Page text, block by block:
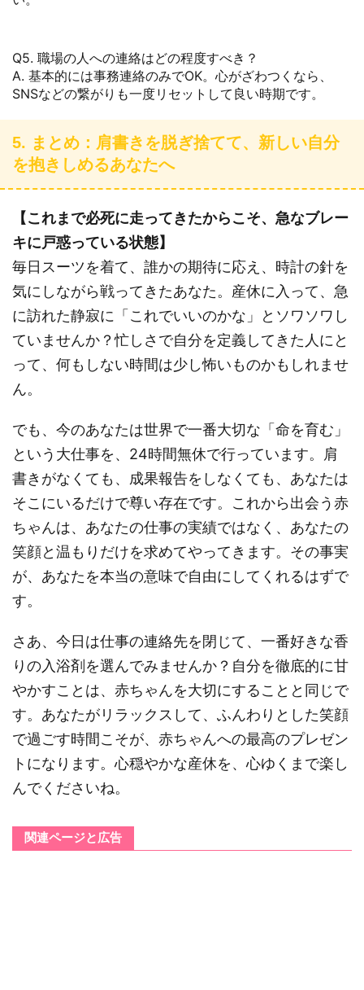
Q5. 職場の人への連絡はどの程度すべき？
A. 基本的には事務連絡のみでOK。心がざわつくなら、
SNSなどの繋がりも一度リセットして良い時期です。
5. まとめ：肩書きを脱ぎ捨てて、新しい自分
を抱きしめるあなたへ
【これまで必死に走ってきたからこそ、急なブレー
キに戸惑っている状態】
毎日スーツを着て、誰かの期待に応え、時計の針を
気にしながら戦ってきたあなた。産休に入って、急
に訪れた静寂に「これでいいのかな」とソワソワし
ていませんか？忙しさで自分を定義してきた人にと
って、何もしない時間は少し怖いものかもしれませ
ん。
でも、今のあなたは世界で一番大切な「命を育む」
という大仕事を、24時間無休で行っています。肩
書きがなくても、成果報告をしなくても、あなたは
そこにいるだけで尊い存在です。これから出会う赤
ちゃんは、あなたの仕事の実績ではなく、あなたの
笑顔と温もりだけを求めてやってきます。その事実
が、あなたを本当の意味で自由にしてくれるはずで
す。
さあ、今日は仕事の連絡先を閉じて、一番好きな香
りの入浴剤を選んでみませんか？自分を徹底的に甘
やかすことは、赤ちゃんを大切にすることと同じで
す。あなたがリラックスして、ふんわりとした笑顔
で過ごす時間こそが、赤ちゃんへの最高のプレゼン
トになります。心穏やかな産休を、心ゆくまで楽し
んでくださいね。
関連ページと広告